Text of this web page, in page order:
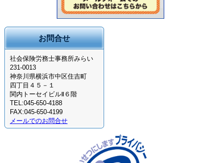
お問合せ
社会保険労務士事務所みらい
231-0013
神奈川県横浜市中区住吉町
四丁目４５－１
関内トーセイビルⅡ６階
TEL:045-650-4188
FAX:045-650-4199
メールでのお問合せ